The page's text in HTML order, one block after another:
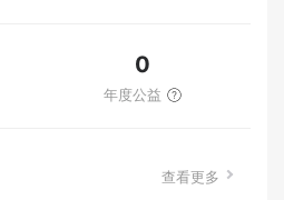
0
年度公益
查看更多